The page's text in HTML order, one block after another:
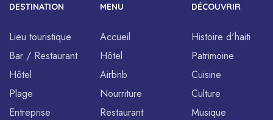
DESTINATION
Lieu touristique
Bar / Restaurant
Hôtel
Plage
Entreprise
MENU
Accueil
Hôtel
Airbnb
Nourriture
Restaurant
DÉCOUVRIR
Histoire d'haiti
Patrimoine
Cuisine
Culture
Musique